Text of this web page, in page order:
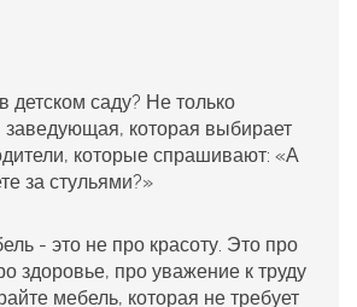
детском саду? Не только
которая выбирает
которые спрашивают: «А
за стульями?»
- это не про красоту. Это про
здоровье, про уважение к труду
мебель, которая не требует